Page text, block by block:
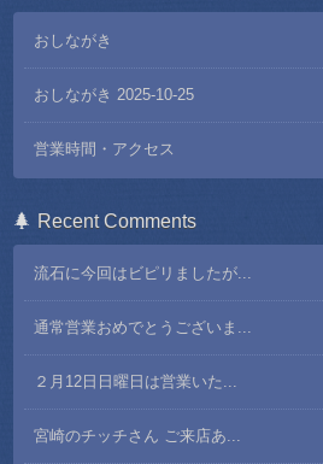
おしながき
おしながき 2025-10-25
営業時間・アクセス
Recent Comments
流石に今回はビピリましたが...
通常営業おめでとうございま...
２月12日日曜日は営業いた...
宮崎のチッチさん ご来店あ...